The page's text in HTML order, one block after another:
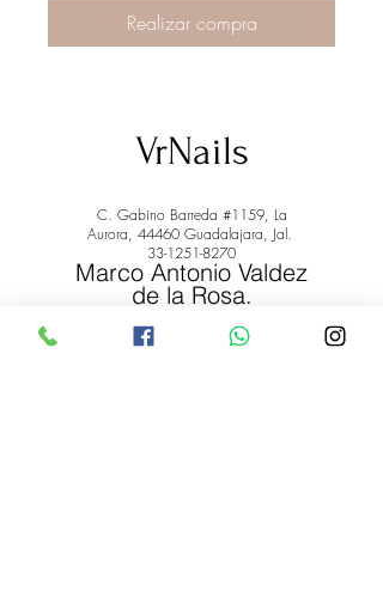
Realizar compra
VrNails
C. Gabino Barreda #1159, La
Aurora, 44460 Guadalajara, Jal.
33-1251-8270
Marco Antonio Valdez
de la Rosa.